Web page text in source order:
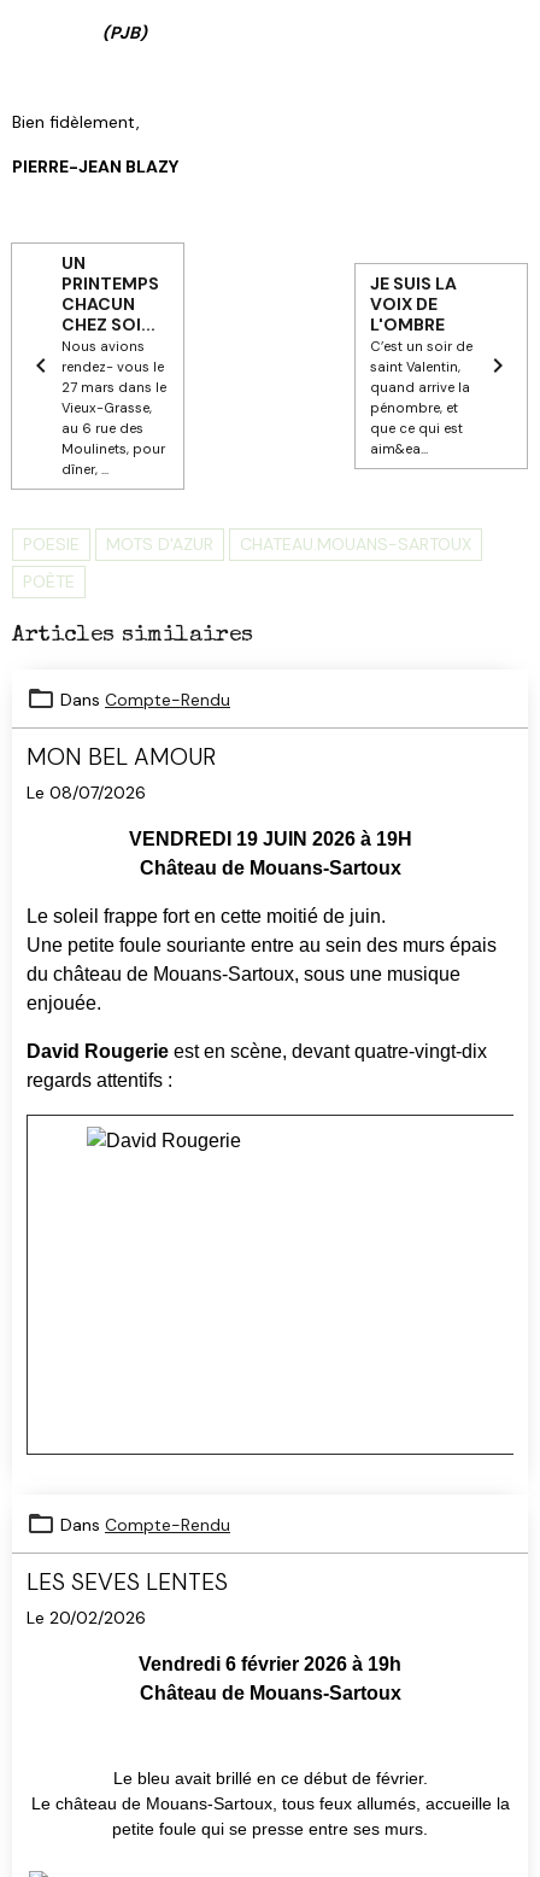
(PJB)
Bien fidèlement,
PIERRE-JEAN BLAZY
UN
PRINTEMPS
CHACUN
CHEZ SOI...
Nous avions
rendez- vous le
27 mars dans le
Vieux-Grasse,
au 6 rue des
Moulinets, pour
dîner, ...
JE SUIS LA
VOIX DE
L'OMBRE
C’est un soir de
saint Valentin,
quand arrive la
pénombre, et
que ce qui est
aim&ea...
POESIE MOTS D'AZUR
CHATEAU.MOUANS-SARTOUX
POÈTE
Articles similaires
Dans Compte-Rendu
MON BEL AMOUR
Le 08/07/2026
VENDREDI 19 JUIN 2026 à 19H
Château de Mouans-Sartoux
Le soleil frappe fort en cette moitié de juin.
Une petite foule souriante entre au sein des murs épais
du château de Mouans-Sartoux, sous une musique
enjouée.
David Rougerie est en scène, devant quatre-vingt-dix
regards attentifs :
Dans Compte-Rendu
LES SEVES LENTES
Le 20/02/2026
Vendredi 6 février 2026 à 19h
Château de Mouans-Sartoux
Le bleu avait brillé en ce début de février.
Le château de Mouans-Sartoux, tous feux allumés, accueille la
petite foule qui se presse entre ses murs.